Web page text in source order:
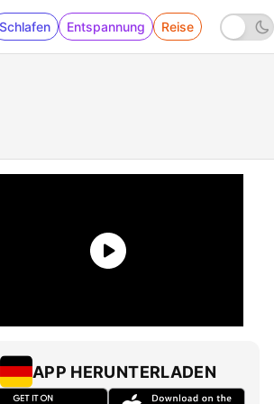
Schlafen Entspannung Reise
gelogen – wöchentlich ab
APP HERUNTERLADEN